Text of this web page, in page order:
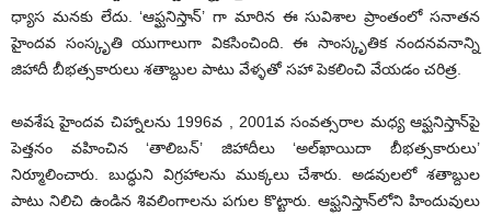
ధ్యాస మనకు లేదు. ‘ఆఫ్ఘనిస్తాన్’ గా మారిన ఈ సువిశాల ప్రాంతంలో సనాతన
హైందవ సంస్కృతి యుగాలుగా వికసించింది. ఈ సాంస్కృతిక నందనవనాన్ని
జిహాదీ బీభత్సకారులు శతాబ్దుల పాటు వేళ్ళతో సహా పెకలించి వేయడం చరిత్ర.
అవశేష హైందవ చిహ్నాలను 1996వ , 2001వ సంవత్సరాల మధ్య ఆఫ్ఘనిస్తాన్‌పై
పెత్తనం వహించిన ‘తాలిబన్’ జిహాదీలు ‘అల్‌ఖాయిదా బీభత్సకారులు’
నిర్మూలించారు. బుద్ధుని విగ్రహాలను ముక్కలు చేశారు. అడవులలో శతాబ్దుల
పాటు నిలిచి ఉండిన శివలింగాలను పగుల కొట్టారు. ఆఫ్ఘనిస్తాన్‌లోని హిందువులు